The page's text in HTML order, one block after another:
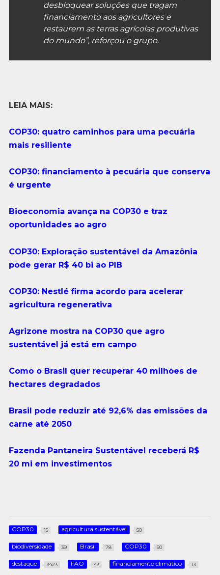
desbloquear soluções que tragam
financiamento aos agricultores e
restaurem as terras agrícolas produtivas
do mundo”, reforçou o grupo.
LEIA MAIS:
COP30: quatro caminhos para uma pecuária
mais resiliente
COP30: financiamento à pecuária que conserva
é urgente
Bioeconomia avança na COP30 e traz
oportunidades ao agro
COP30: Exploração sustentável da Amazônia
pode gerar R$ 40 bi ao PIB
COP30: Nestlé firma acordo para acelerar
agricultura regenerativa
Agrizone mostra na COP30 que agro
sustentável já está em campo
Como o Brasil quer recuperar 40 milhões de
hectares degradados
Brasil pode reduzir até 92,6% das emissões da
carne até 2050
Fazenda Pantaneira Sustentável receberá R$
20 mi em investimentos
COP30 15 agricultura sustentável 50
biodiversidade 39 Brasil 78 COP30 50
destaque 3423 FAO 43 financiamento climático 13